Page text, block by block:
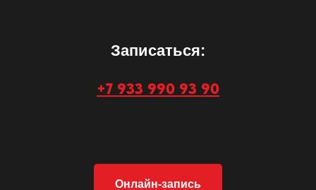
Записаться:
+7 933 990 93 90
Онлайн-запись